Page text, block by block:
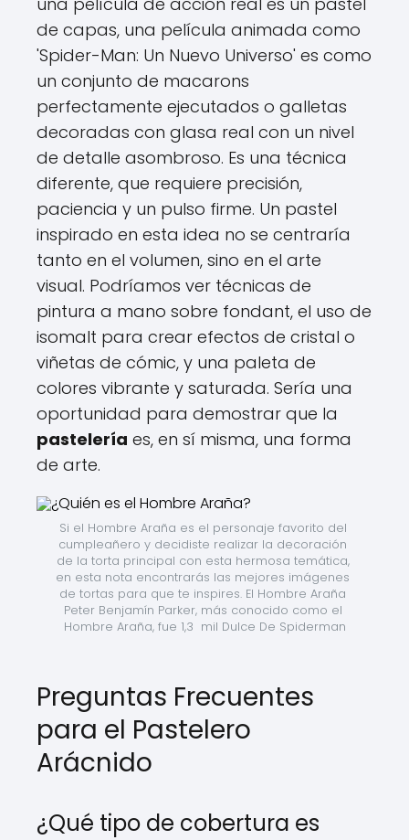
de capas, una película animada como
'Spider-Man: Un Nuevo Universo' es como
un conjunto de macarons
perfectamente ejecutados o galletas
decoradas con glasa real con un nivel
de detalle asombroso. Es una técnica
diferente, que requiere precisión,
paciencia y un pulso firme. Un pastel
inspirado en esta idea no se centraría
tanto en el volumen, sino en el arte
visual. Podríamos ver técnicas de
pintura a mano sobre fondant, el uso de
isomalt para crear efectos de cristal o
viñetas de cómic, y una paleta de
colores vibrante y saturada. Sería una
oportunidad para demostrar que la
pastelería es, en sí misma, una forma
de arte.
Si el Hombre Araña es el personaje favorito del
cumpleañero y decidiste realizar la decoración
de la torta principal con esta hermosa temática,
en esta nota encontrarás las mejores imágenes
de tortas para que te inspires. El Hombre Araña
Peter Benjamín Parker, más conocido como el
Hombre Araña, fue 1,3  mil Dulce De Spiderman
Preguntas Frecuentes
para el Pastelero
Arácnido
¿Qué tipo de cobertura es